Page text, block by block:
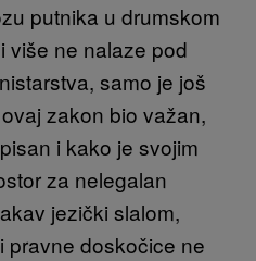
putnika u drumskom
više ne nalaze pod
samo je još
zakon bio važan,
i kako je svojim
za nelegalan
jezički slalom,
pravne doskočice ne